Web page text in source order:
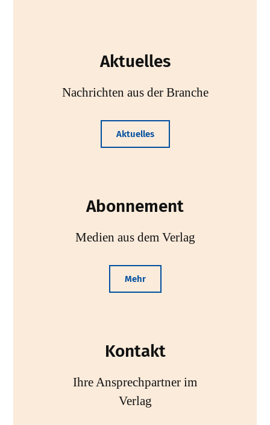
Aktuelles
Nachrichten aus der Branche
Aktuelles
Abonnement
Medien aus dem Verlag
Mehr
Kontakt
Ihre Ansprechpartner im
Verlag